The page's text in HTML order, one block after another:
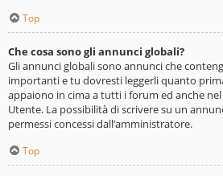
Top
Che cosa sono gli annunci globali?
Gli annunci globali sono annunci che
importanti e tu dovresti leggerli quanto
appaiono in cima a tutti i forum ed anche
Utente. La possibilità di scrivere su un
permessi concessi dall’amministratore.
Top